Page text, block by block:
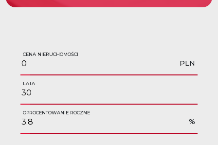
CENA NIERUCHOMOŚCI
PLN
LATA
OPROCENTOWANIE ROCZNE
%